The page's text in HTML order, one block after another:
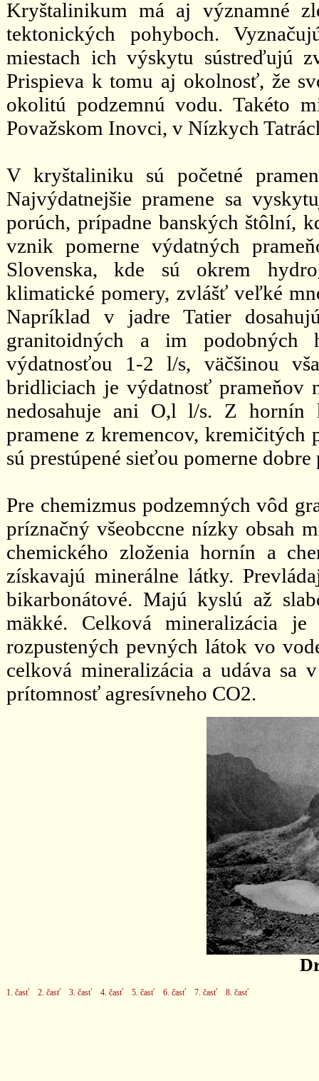
Kryštalinikum má aj významné
tektonických pohyboch.
miestach ich výskytu sústreďujú
Prispieva k tomu aj okolnosť, že
okolitú podzemnú vodu. Takéto
Považskom Inovci, v Nízkych
V kryštaliniku sú početné
Najvýdatnejšie pramene sa
porúch, prípadne banských štôlní,
vznik pomerne výdatných
Slovenska, kde sú okrem
klimatické pomery, zvlášť veľké
Napríklad v jadre Tatier
granitoidných a im podobných
výdatnosťou 1-2 l/s, väčšinou
bridliciach je výdatnosť prameňov
nedosahuje ani O,l l/s. Z hornín
pramene z kremencov, kremičitých
sú prestúpené sieťou pomerne
Pre chemizmus podzemných vôd
príznačný všeobccne nízky obsah
chemického zloženia hornín a
získavajú minerálne látky.
bikarbonátové. Majú kyslú až
mäkké. Celková mineralizácia
rozpustených pevných látok vo
celková mineralizácia a udáva
prítomnosť agresívneho CO2.
1. časť 2. časť 3. časť 4. časť 5. časť 6. časť 7. časť 8. časť